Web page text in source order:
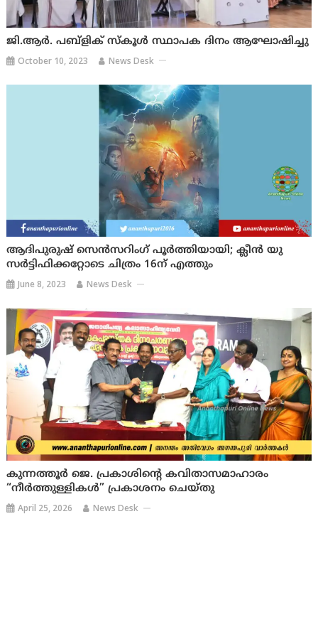
ജി.ആർ. പബ്ളിക് സ്കൂൾ സ്ഥാപക ദിനം ആഘോഷിച്ചു
October 10, 2023 News Desk
ആദിപുരുഷ് സെൻസറിംഗ് പൂര്‍ത്തിയായി; ക്ലീന്‍ യു
സര്‍ട്ടിഫിക്കറ്റോടെ ചിത്രം 16ന് എത്തും
June 8, 2023 News Desk
കുന്നത്തൂർ ജെ. പ്രകാശിന്റെ കവിതാസമാഹാരം
“നീർത്തുള്ളികൾ” പ്രകാശനം ചെയ്തു
April 25, 2026 News Desk